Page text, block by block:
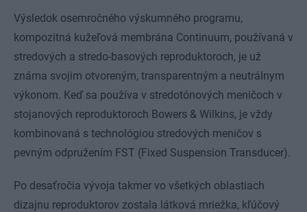
Výsledok osemročného výskumného programu,
kompozitná kužeľová membrána Continuum, používaná v
stredových a stredo-basových reproduktoroch, je už
známa svojim otvoreným, transparentným a neutrálnym
výkonom. Keď sa používa v stredotónových meničoch v
stojanových reproduktoroch Bowers & Wilkins, je vždy
kombinovaná s technológiou stredových meničov s
pevným odpružením FST (Fixed Suspension Transducer).
Po desaťročia vývoja takmer vo všetkých oblastiach
dizajnu reproduktorov zostala látková mriežka, kľúčový